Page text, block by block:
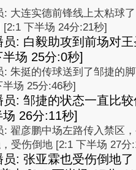
: 大连实德前锋线上太粘球
下半场 24分:21秒]
员: 白毅助攻到前场对
场 25分:0秒]
: 朱挺的传球送到了邹捷的
场 25分:46秒]
员: 邹捷的状态一直比
26分:11秒]
: 翟彦鹏中场左路传入禁区
受伤倒地 [2:1 下半场 27分
员: 张亚霖也受伤倒地